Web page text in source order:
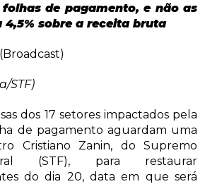
folhas de pagamento, e não as
4,5% sobre a receita bruta
STF)
dos 17 setores impactados pela
de pagamento aguardam uma
Cristiano Zanin, do Supremo
(STF), para restaurar
do dia 20, data em que será